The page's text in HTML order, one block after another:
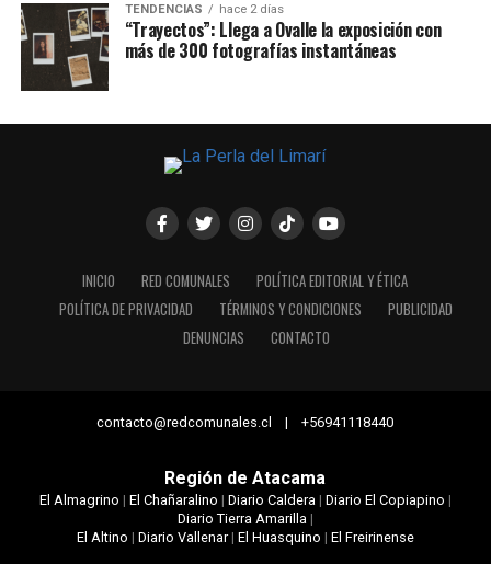
TENDENCIAS hace 2 días
“Trayectos”: Llega a Ovalle la exposición con
más de 300 fotografías instantáneas
INICIO RED COMUNALES
POLÍTICA EDITORIAL Y ÉTICA
POLÍTICA DE PRIVACIDAD
TÉRMINOS Y CONDICIONES
PUBLICIDAD
DENUNCIAS
CONTACTO
contacto@redcomunales.cl | +56941118440
Región de Atacama
El Almagrino | El Chañaralino | Diario Caldera | Diario El Copiapino |
Diario Tierra Amarilla |
El Altino | Diario Vallenar| El Huasquino | El Freirinense